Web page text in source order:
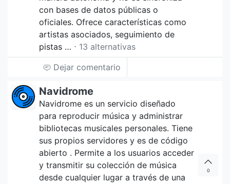
con bases de datos públicas o
oficiales. Ofrece características como
artistas asociados, seguimiento de
pistas … ⋅ 13 alternativas
Dejar comentario
Navidrome
Navidrome es un servicio diseñado
para reproducir música y administrar
bibliotecas musicales personales. Tiene
sus propios servidores y es de código
abierto . Permite a los usuarios acceder
y transmitir su colección de música
desde cualquier lugar a través de una
0